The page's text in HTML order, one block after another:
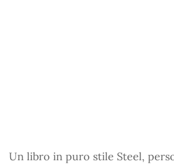
Un libro in puro stile Steel,